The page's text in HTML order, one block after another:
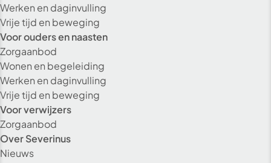
Werken en daginvulling
Vrije tijd en beweging
Voor ouders en naasten
Zorgaanbod
Wonen en begeleiding
Werken en daginvulling
Vrije tijd en beweging
Voor verwijzers
Zorgaanbod
Over Severinus
Nieuws